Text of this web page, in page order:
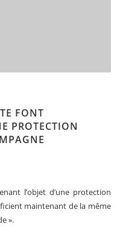
FONT
PROTECTION
l’objet d’une protection
maintenant de la même
».